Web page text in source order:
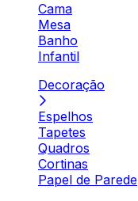
Cama
Mesa
Banho
Infantil
Decoração
Espelhos
Tapetes
Quadros
Cortinas
Papel de Parede